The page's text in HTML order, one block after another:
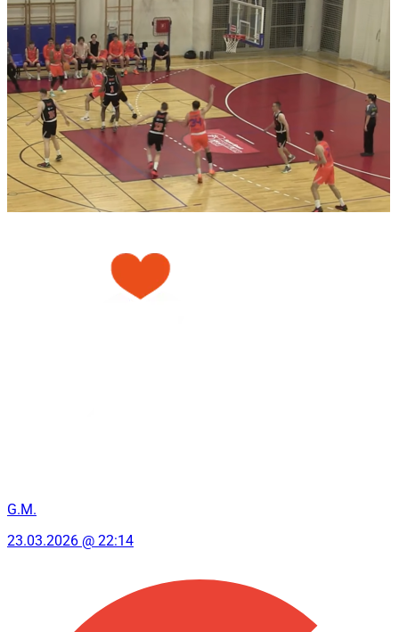
G.M.
23.03.2026 @ 22:14